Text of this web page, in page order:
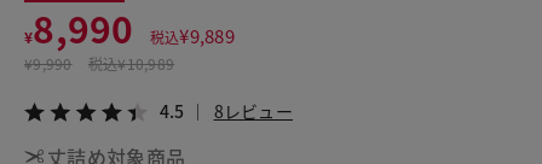
¥8,990 税込¥9,889
¥9,990 税込¥10,989
4.5 8レビュー
丈詰め対象商品
¥8,990 税込¥9,889